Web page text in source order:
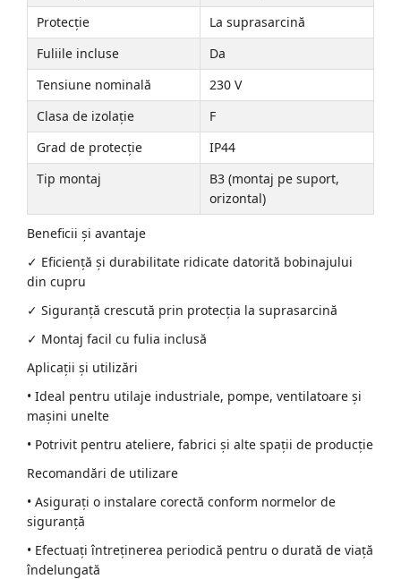
Protecție
La suprasarcină
Fuliile incluse
Da
Tensiune nominală
230 V
Clasa de izolație
F
Grad de protecție
IP44
Tip montaj
B3 (montaj pe suport,
orizontal)
Beneficii și avantaje
✓ Eficiență și durabilitate ridicate datorită bobinajului
din cupru
✓ Siguranță crescută prin protecția la suprasarcină
✓ Montaj facil cu fulia inclusă
Aplicații și utilizări
• Ideal pentru utilaje industriale, pompe, ventilatoare și
mașini unelte
• Potrivit pentru ateliere, fabrici și alte spații de producție
Recomandări de utilizare
• Asigurați o instalare corectă conform normelor de
siguranță
• Efectuați întreținerea periodică pentru o durată de viață
îndelungată